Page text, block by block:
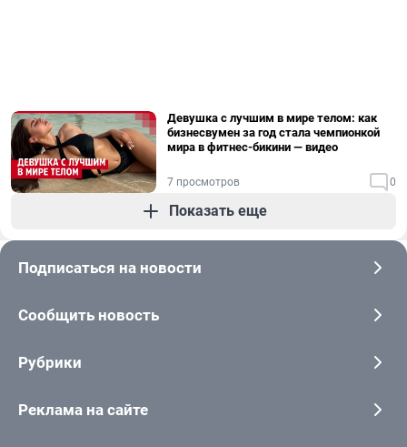
Девушка с лучшим в мире телом: как
бизнесвумен за год стала чемпионкой
мира в фитнес-бикини — видео
7 просмотров 0
Показать еще
Подписаться на новости
Сообщить новость
Рубрики
Реклама на сайте